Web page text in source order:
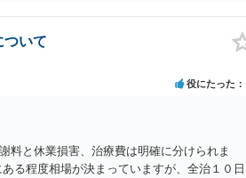
取り調べ内容を録音することは必須だと考え
ついて
役にたった
料と休業損害、治療費は明確に分けられま
る程度相場が決まっていますが、全治１０日